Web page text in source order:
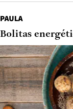
PAULA
Bolitas